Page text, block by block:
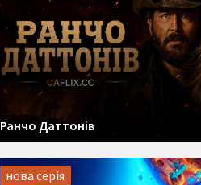
Ранчо Даттонів
нова серія